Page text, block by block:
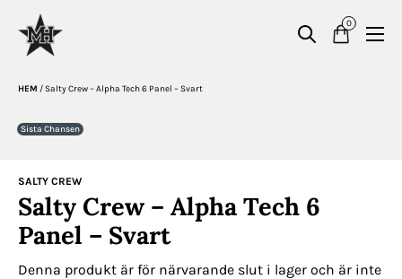
0
HEM /Salty Crew – Alpha Tech 6 Panel – Svart
Sista Chansen
SALTY CREW
Salty Crew – Alpha Tech 6
Panel – Svart
Denna produkt är för närvarande slut i lager och är inte